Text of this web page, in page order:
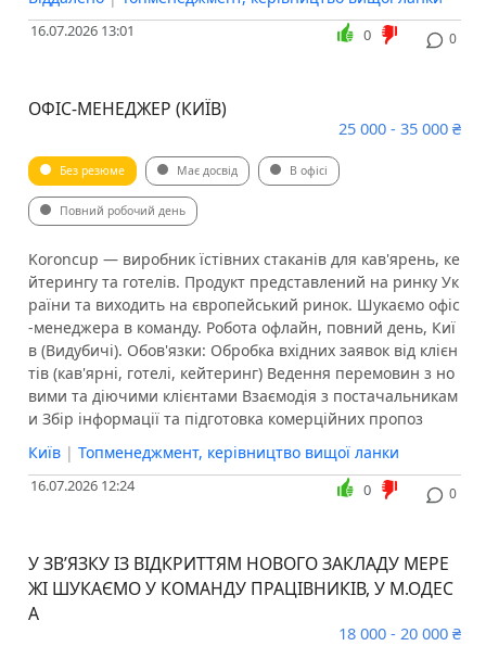
16.07.2026 13:01 0
0
ОФІС-МЕНЕДЖЕР (КИЇВ)
25 000 - 35 000 ₴
Без резюме Має досвід В офісі
Повний робочий день
Koroncup — виробник їстівних стаканів для кав'ярень, ке
йтерингу та готелів. Продукт представлений на ринку Ук
раїни та виходить на європейський ринок. Шукаємо офіс
-менеджера в команду. Робота офлайн, повний день, Киї
в (Видубичі). Обов'язки: Обробка вхідних заявок від клієн
тів (кав'ярні, готелі, кейтеринг) Ведення перемовин з но
вими та діючими клієнтами Взаємодія з постачальникам
и Збір інформації та підготовка комерційних пропоз
Київ | Топменеджмент, керівництво вищої ланки
16.07.2026 12:24 0
0
У ЗВʼЯЗКУ ІЗ ВІДКРИТТЯМ НОВОГО ЗАКЛАДУ МЕРЕ
ЖІ ШУКАЄМО У КОМАНДУ ПРАЦІВНИКІВ, У М.ОДЕС
А
18 000 - 20 000 ₴